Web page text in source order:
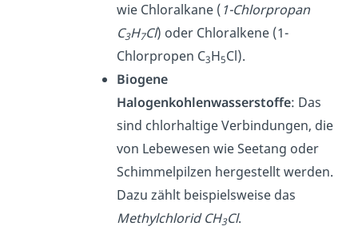
wie Chloralkane ( 1-Chlorpropan
C3H7Cl) oder Chloralkene (1-
Chlorpropen C3H5Cl).
Biogene
Halogenkohlenwasserstoffe: Das
sind chlorhaltige Verbindungen, die
von Lebewesen wie Seetang oder
Schimmelpilzen hergestellt werden.
Dazu zählt beispielsweise das
Methylchlorid CH3Cl.